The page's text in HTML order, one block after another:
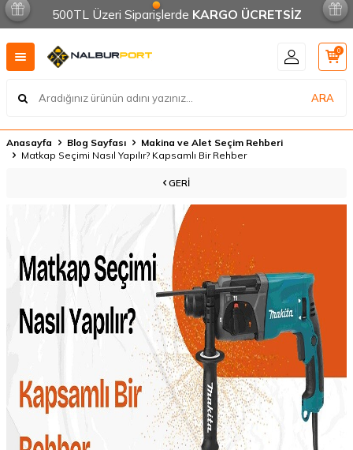
500TL Üzeri Siparişlerde KARGO ÜCRETSİZ
ARA
0
Anasayfa Blog Sayfası
Makina ve Alet Seçim Rehberi
Matkap Seçimi Nasıl Yapılır? Kapsamlı Bir Rehber
GERI